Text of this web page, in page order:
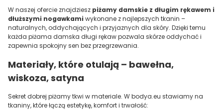
W naszej ofercie znajdziesz piżamy damskie z długim rękawem i
dłuższymi nogawkami wykonane z najlepszych tkanin –
naturalnych, oddychających i przyjaznych dla skóry. Dzięki temu
każda piżama damska długi rękaw pozwala skórze oddychać i
zapewnia spokojny sen bez przegrzewania.
Materiały, które otulają – bawełna,
wiskoza, satyna
Sekret dobrej piżamy tkwi w materiale. W bodya.eu stawiamy na
tkaniny, które łączą estetykę, komfort i trwałość: